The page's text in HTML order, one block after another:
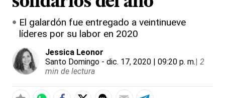
El galardón fue entregado a veintinueve
líderes por su labor en 2020
Jessica Leonor
Santo Domingo - dic. 17, 2020 | 09:20 p. m.| 2
min de lectura